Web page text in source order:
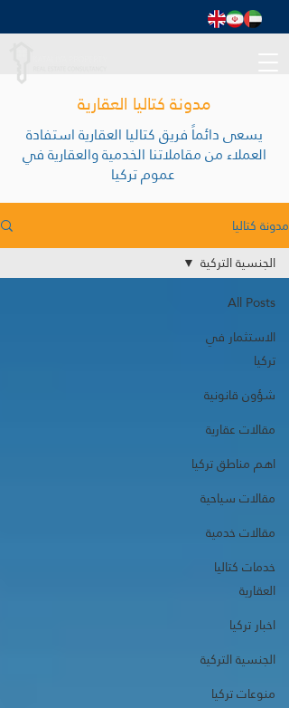
مدونة كتاليا العقارية
يسعى دائماً فريق كتاليا العقارية استفادة
العملاء من مقاملاتنا الخدمية والعقارية في
مدونة كتاليا
All Posts
الاستثمار في
تركيا
شؤون قانونية
مقالات عقارية
اهم مناطق تركيا
مقالات سياحية
مقالات خدمية
خدمات كتاليا
العقارية
اخبار تركيا
الجنسية التركية
منوعات تركيا
الجنسية التركية